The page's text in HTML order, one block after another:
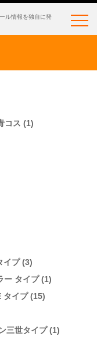
ル情報を独自に発
コス (1)
イプ(3)
ー タイプ(1)
タイプ(15)
三世タイプ(1)